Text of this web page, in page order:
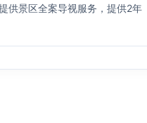
供景区全案导视服务，提供2年